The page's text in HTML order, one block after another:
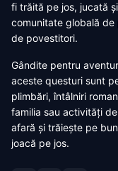
fi trăită pe jos, jucată
comunitate globală
de povestitori.
Gândite pentru
aceste questuri sunt
plimbări, întâlniri
familia sau activități
afară și trăiește pe
joacă pe jos.